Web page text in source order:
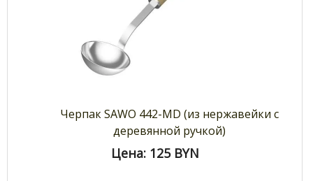
Черпак SAWO 442-MD (из нержавейки с
деревянной ручкой)
Цена: 125 BYN